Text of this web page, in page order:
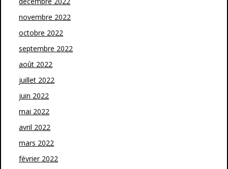
novembre 2022
octobre 2022
septembre 2022
août 2022
juillet 2022
juin 2022
mai 2022
avril 2022
mars 2022
février 2022